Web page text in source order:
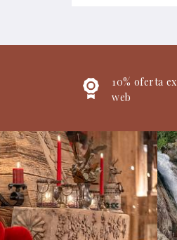
10% oferta
web